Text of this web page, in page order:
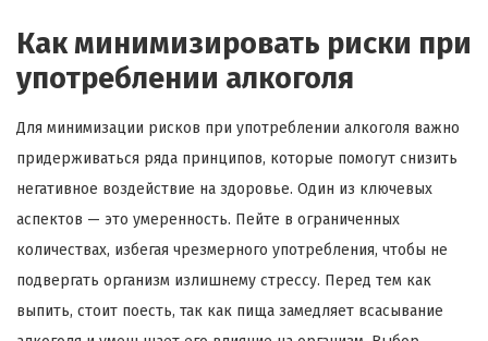
Как минимизировать риски при
употреблении алкоголя
Для минимизации рисков при употреблении алкоголя важно
придерживаться ряда принципов, которые помогут снизить
негативное воздействие на здоровье. Один из ключевых
аспектов — это умеренность. Пейте в ограниченных
количествах, избегая чрезмерного употребления, чтобы не
подвергать организм излишнему стрессу. Перед тем как
выпить, стоит поесть, так как пища замедляет всасывание